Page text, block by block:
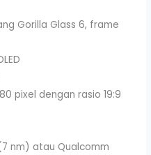
Gorilla Glass 6, frame
pixel dengan rasio 19:9
nm) atau Qualcomm